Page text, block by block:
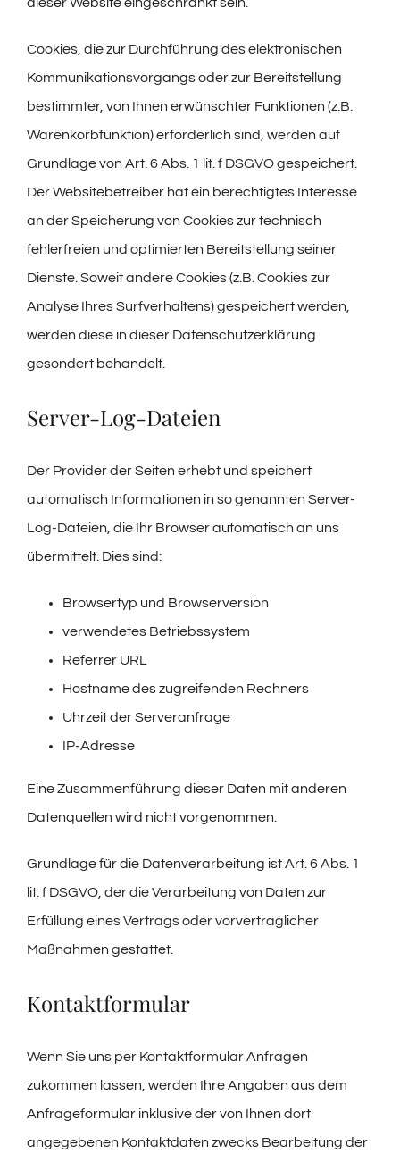
Cookies, die zur Durchführung des elektronischen
Kommunikationsvorgangs oder zur Bereitstellung
bestimmter, von Ihnen erwünschter Funktionen (z.B.
Warenkorbfunktion) erforderlich sind, werden auf
Grundlage von Art. 6 Abs. 1 lit. f DSGVO gespeichert.
Der Websitebetreiber hat ein berechtigtes Interesse
an der Speicherung von Cookies zur technisch
fehlerfreien und optimierten Bereitstellung seiner
Dienste. Soweit andere Cookies (z.B. Cookies zur
Analyse Ihres Surfverhaltens) gespeichert werden,
werden diese in dieser Datenschutzerklärung
gesondert behandelt.
Server-Log-Dateien
Der Provider der Seiten erhebt und speichert
automatisch Informationen in so genannten Server-
Log-Dateien, die Ihr Browser automatisch an uns
übermittelt. Dies sind:
Browsertyp und Browserversion
verwendetes Betriebssystem
Referrer URL
Hostname des zugreifenden Rechners
Uhrzeit der Serveranfrage
IP-Adresse
Eine Zusammenführung dieser Daten mit anderen
Datenquellen wird nicht vorgenommen.
Grundlage für die Datenverarbeitung ist Art. 6 Abs. 1
lit. f DSGVO, der die Verarbeitung von Daten zur
Erfüllung eines Vertrags oder vorvertraglicher
Maßnahmen gestattet.
Kontaktformular
Wenn Sie uns per Kontaktformular Anfragen
zukommen lassen, werden Ihre Angaben aus dem
Anfrageformular inklusive der von Ihnen dort
angegebenen Kontaktdaten zwecks Bearbeitung der